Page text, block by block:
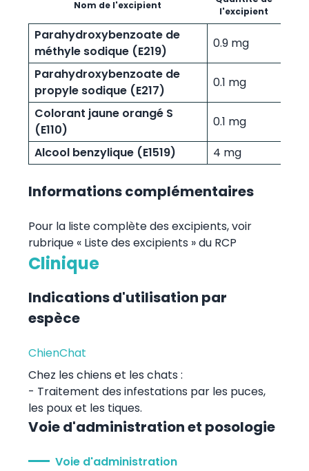
Nom de l'excipient
l'excipient
Parahydroxybenzoate de
méthyle sodique (E219)
0.9 mg
Parahydroxybenzoate de
propyle sodique (E217)
0.1 mg
Colorant jaune orangé S
(E110)
0.1 mg
Alcool benzylique (E1519)
4 mg
Informations complémentaires
Pour la liste complète des excipients, voir
rubrique « Liste des excipients » du RCP
Clinique
Indications d'utilisation par
espèce
ChienChat
Chez les chiens et les chats :
- Traitement des infestations par les puces,
les poux et les tiques.
Voie d'administration et posologie
Voie d'administration